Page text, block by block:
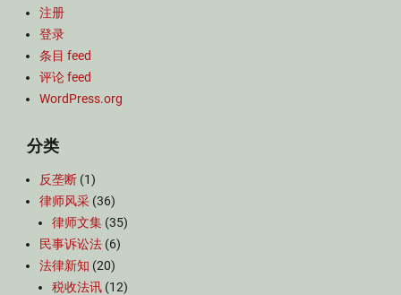
注册
登录
条目 feed
评论 feed
WordPress.org
分类
反垄断 (1)
律师风采 (36)
律师文集 (35)
民事诉讼法 (6)
法律新知 (20)
税收法讯 (12)